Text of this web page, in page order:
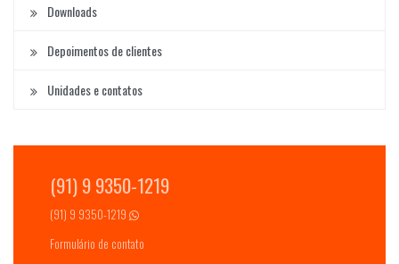
Downloads
Depoimentos de clientes
Unidades e contatos
(91) 9 9350-1219
(91) 9 9350-1219
Formulário de contato